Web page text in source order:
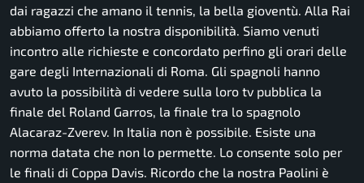
dai ragazzi che amano il tennis, la bella gioventù. Alla Rai
abbiamo offerto la nostra disponibilità. Siamo venuti
incontro alle richieste e concordato perfino gli orari delle
gare degli Internazionali di Roma. Gli spagnoli hanno
avuto la possibilità di vedere sulla loro tv pubblica la
finale del Roland Garros, la finale tra lo spagnolo
Alacaraz-Zverev. In Italia non è possibile. Esiste una
norma datata che non lo permette. Lo consente solo per
le finali di Coppa Davis. Ricordo che la nostra Paolini è